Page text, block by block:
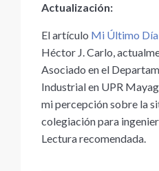
Actualización:
El artículo Mi Último
Héctor J. Carlo,
Asociado en el
Industrial en UPR
mi percepción sobre la
colegiación para
Lectura recomendada.